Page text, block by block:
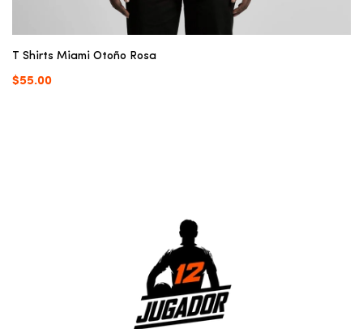
T Shirts Miami Otoño Rosa
$55.00